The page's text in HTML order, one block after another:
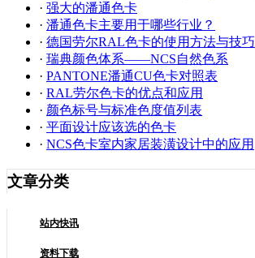
· 强大的潘通色卡
· 潘通色卡主要用于哪些行业？
· 德国劳尔RAL色卡的使用方法与技巧
· 瑞典颜色体系——NCS自然色系
· PANTONE潘通CU色卡对照表
· RAL劳尔色卡的优点和应用
· 颜色标号与标准色度值列表
· 平面设计应该选的色卡
· NCS色卡室内家居装潢设计中的应用
文章分类
站内快讯
资料下载